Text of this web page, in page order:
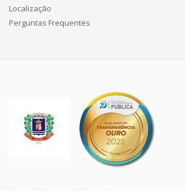
Localização
Perguntas Frequentes